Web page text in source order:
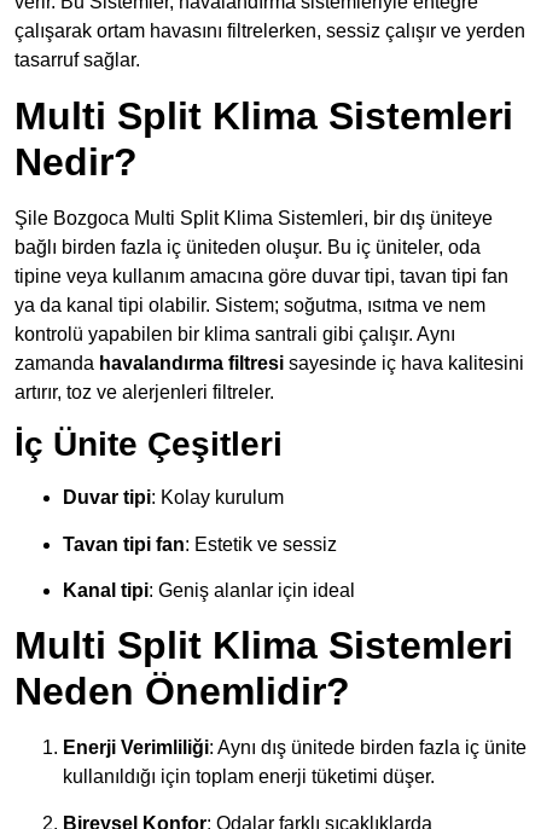
çalışarak ortam havasını filtrelerken, sessiz çalışır ve yerden
tasarruf sağlar.
Multi Split Klima Sistemleri
Nedir?
Şile Bozgoca Multi Split Klima Sistemleri, bir dış üniteye
bağlı birden fazla iç üniteden oluşur. Bu iç üniteler, oda
tipine veya kullanım amacına göre duvar tipi, tavan tipi fan
ya da kanal tipi olabilir. Sistem; soğutma, ısıtma ve nem
kontrolü yapabilen bir klima santrali gibi çalışır. Aynı
zamanda havalandırma filtresi sayesinde iç hava kalitesini
artırır, toz ve alerjenleri filtreler.
İç Ünite Çeşitleri
Duvar tipi: Kolay kurulum
Tavan tipi fan: Estetik ve sessiz
Kanal tipi: Geniş alanlar için ideal
Multi Split Klima Sistemleri
Neden Önemlidir?
Enerji Verimliliği: Aynı dış ünitede birden fazla iç ünite
kullanıldığı için toplam enerji tüketimi düşer.
Bireysel Konfor: Odalar farklı sıcaklıklarda